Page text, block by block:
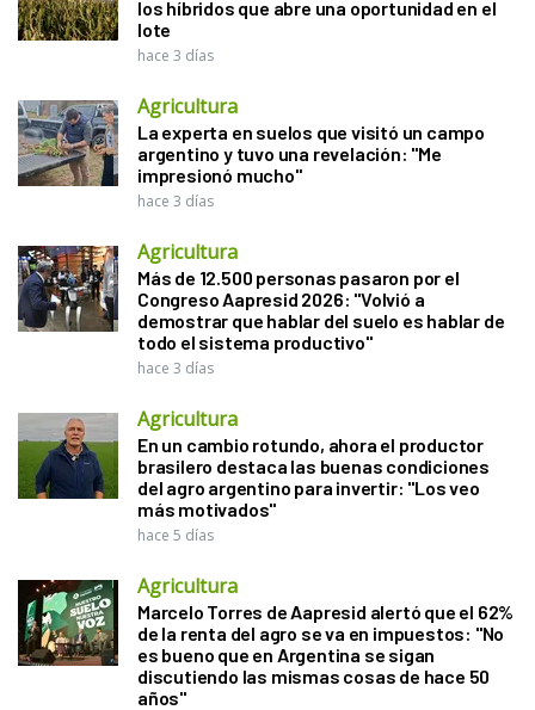
los híbridos que abre una oportunidad en el
lote
hace 3 días
Agricultura
La experta en suelos que visitó un campo
argentino y tuvo una revelación: "Me
impresionó mucho"
hace 3 días
Agricultura
Más de 12.500 personas pasaron por el
Congreso Aapresid 2026: "Volvió a
demostrar que hablar del suelo es hablar de
todo el sistema productivo"
hace 3 días
Agricultura
En un cambio rotundo, ahora el productor
brasilero destaca las buenas condiciones
del agro argentino para invertir: "Los veo
más motivados"
hace 5 días
Agricultura
Marcelo Torres de Aapresid alertó que el 62%
de la renta del agro se va en impuestos: "No
es bueno que en Argentina se sigan
discutiendo las mismas cosas de hace 50
años"